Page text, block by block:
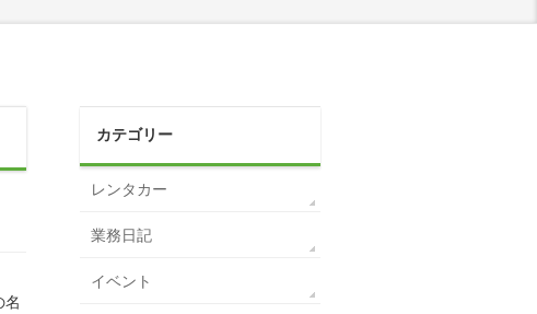
名
カテゴリー
レンタカー
業務日記
イベント